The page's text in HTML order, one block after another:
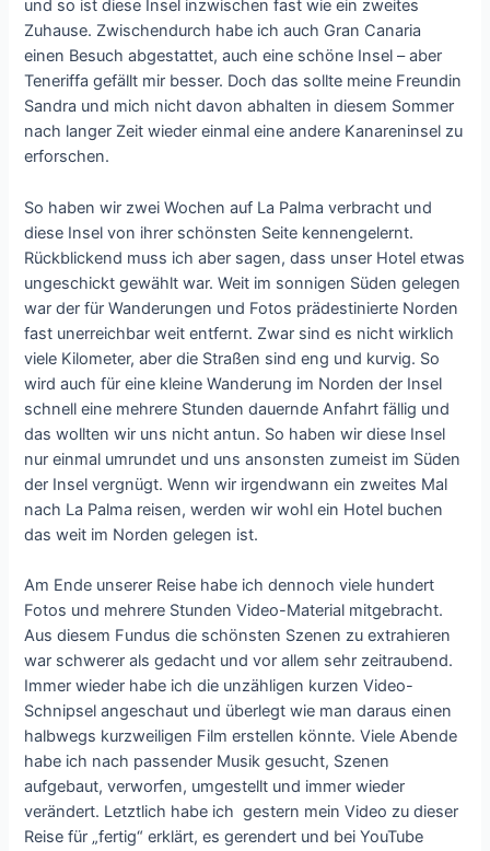
und so ist diese Insel inzwischen fast wie ein zweites
Zuhause. Zwischendurch habe ich auch Gran Canaria
einen Besuch abgestattet, auch eine schöne Insel – aber
Teneriffa gefällt mir besser. Doch das sollte meine Freundin
Sandra und mich nicht davon abhalten in diesem Sommer
nach langer Zeit wieder einmal eine andere Kanareninsel zu
erforschen.
So haben wir zwei Wochen auf La Palma verbracht und
diese Insel von ihrer schönsten Seite kennengelernt.
Rückblickend muss ich aber sagen, dass unser Hotel etwas
ungeschickt gewählt war. Weit im sonnigen Süden gelegen
war der für Wanderungen und Fotos prädestinierte Norden
fast unerreichbar weit entfernt. Zwar sind es nicht wirklich
viele Kilometer, aber die Straßen sind eng und kurvig. So
wird auch für eine kleine Wanderung im Norden der Insel
schnell eine mehrere Stunden dauernde Anfahrt fällig und
das wollten wir uns nicht antun. So haben wir diese Insel
nur einmal umrundet und uns ansonsten zumeist im Süden
der Insel vergnügt. Wenn wir irgendwann ein zweites Mal
nach La Palma reisen, werden wir wohl ein Hotel buchen
das weit im Norden gelegen ist.
Am Ende unserer Reise habe ich dennoch viele hundert
Fotos und mehrere Stunden Video-Material mitgebracht.
Aus diesem Fundus die schönsten Szenen zu extrahieren
war schwerer als gedacht und vor allem sehr zeitraubend.
Immer wieder habe ich die unzähligen kurzen Video-
Schnipsel angeschaut und überlegt wie man daraus einen
halbwegs kurzweiligen Film erstellen könnte. Viele Abende
habe ich nach passender Musik gesucht, Szenen
aufgebaut, verworfen, umgestellt und immer wieder
verändert. Letztlich habe ich gestern mein Video zu dieser
Reise für „fertig“ erklärt, es gerendert und bei YouTube